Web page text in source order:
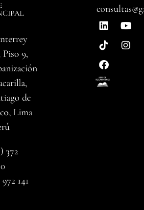
Piso 9,
de
Lima
372
141